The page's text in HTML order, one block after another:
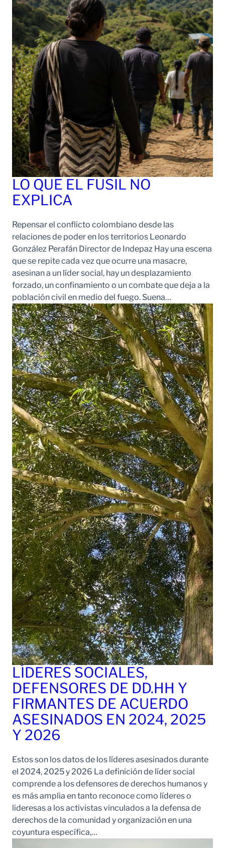
LO QUE EL FUSIL NO
EXPLICA
Repensar el conflicto colombiano desde las
relaciones de poder en los territorios Leonardo
González Perafán Director de Indepaz Hay una escena
que se repite cada vez que ocurre una masacre,
asesinan a un líder social, hay un desplazamiento
forzado, un confinamiento o un combate que deja a la
población civil en medio del fuego. Suena…
LÍDERES SOCIALES,
DEFENSORES DE DD.HH Y
FIRMANTES DE ACUERDO
ASESINADOS EN 2024, 2025
Y 2026
Estos son los datos de los líderes asesinados durante
el 2024, 2025 y 2026 La definición de líder social
comprende a los defensores de derechos humanos y
es más amplia en tanto reconoce como líderes o
lideresas a los activistas vinculados a la defensa de
derechos de la comunidad y organización en una
coyuntura específica,…